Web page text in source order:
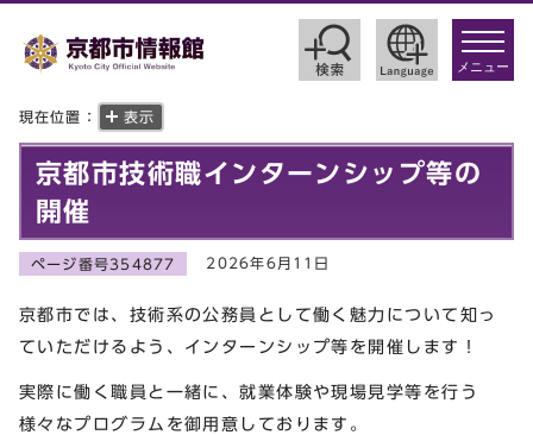
toggle
メニュー
現在位置： 表示
京都市技術職インターンシップ等の
開催
ページ番号354877 2026年6月11日
京都市では、技術系の公務員として働く魅力について知っ
ていただけるよう、インターンシップ等を開催します！
実際に働く職員と一緒に、就業体験や現場見学等を行う
様々なプログラムを御用意しております。